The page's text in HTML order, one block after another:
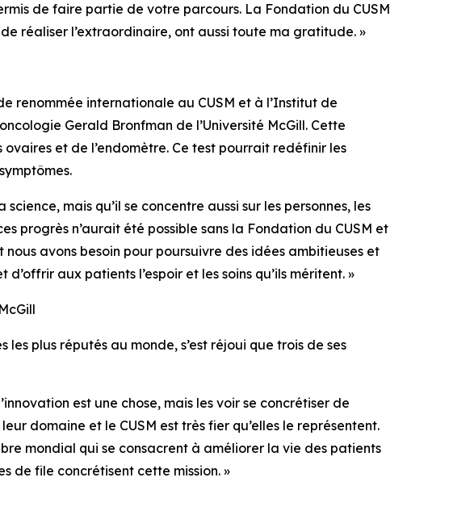
de faire partie de votre parcours. La Fondation du CUSM
réaliser l’extraordinaire, ont aussi toute ma gratitude. »
renommée internationale au CUSM et à l’Institut de
Gerald Bronfman de l’Université McGill. Cette
et de l’endomètre. Ce test pourrait redéfinir les
mais qu’il se concentre aussi sur les personnes, les
progrès n’aurait été possible sans la Fondation du CUSM et
avons besoin pour poursuivre des idées ambitieuses et
aux patients l’espoir et les soins qu’ils méritent. »
plus réputés au monde, s’est réjoui que trois de ses
est une chose, mais les voir se concrétiser de
domaine et le CUSM est très fier qu’elles le représentent.
mondial qui se consacrent à améliorer la vie des patients
de file concrétisent cette mission. »